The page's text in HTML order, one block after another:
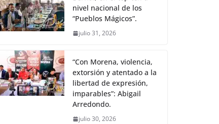
nivel nacional de los
“Pueblos Mágicos”.
julio 31, 2026
“Con Morena, violencia,
extorsión y atentado a la
libertad de expresión,
imparables”: Abigail
Arredondo.
julio 30, 2026